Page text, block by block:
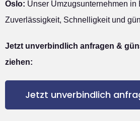
Oslo: Unser Umzugsunternehmen in
Zuverlässigkeit, Schnelligkeit und
Jetzt unverbindlich anfragen &
ziehen:
Jetzt unverbindlich